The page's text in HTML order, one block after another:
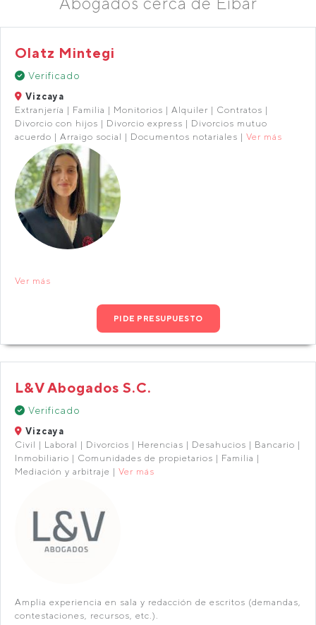
Olatz Mintegi
Verificado
Vizcaya
Extranjería | Familia | Monitorios | Alquiler | Contratos |
Divorcio con hijos | Divorcio express | Divorcios mutuo
acuerdo | Arraigo social | Documentos notariales | Ver más
Ver más
PIDE PRESUPUESTO
L&V Abogados S.C.
Verificado
Vizcaya
Civil | Laboral | Divorcios | Herencias | Desahucios | Bancario |
Inmobiliario | Comunidades de propietarios | Familia |
Mediación y arbitraje | Ver más
Amplia experiencia en sala y redacción de escritos (demandas,
contestaciones, recursos, etc.).